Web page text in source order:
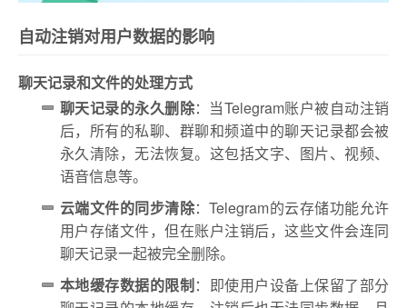
自动注销对用户数据的影响
聊天记录和文件的处理方式
聊天记录的永久删除：当Telegram账户被自动注销
后，所有的私聊、群聊和频道中的聊天记录都会被
永久清除，无法恢复。这包括文字、图片、视频、
语音信息等。
云端文件的同步清除：Telegram的云存储功能允许
用户存储文件，但在账户注销后，这些文件会连同
聊天记录一起被完全删除。
本地缓存数据的限制：即使用户设备上保留了部分